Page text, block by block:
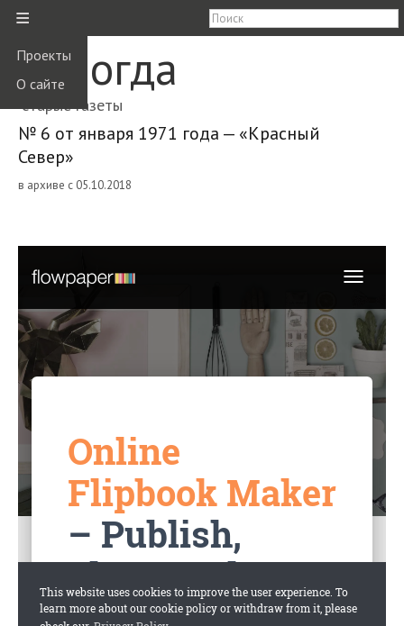
≡
Проекты
О сайте
Вологда
старые газеты
№ 6 от января 1971 года — «Красный
Север»
в архиве с 05.10.2018